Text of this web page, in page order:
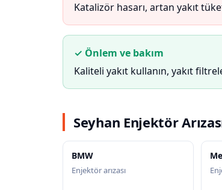
Katalizör hasarı, artan yakıt
✓ Önlem ve bakım
Kaliteli yakıt kullanın, yakıt
Seyhan Enjektör
BMW
Enjektör arızası